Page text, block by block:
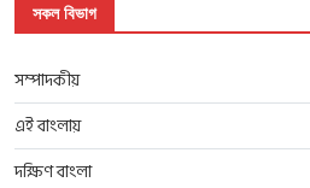
সকল বিভাগ
সম্পাদকীয়
এই বাংলায়
দক্ষিণ বাংলা